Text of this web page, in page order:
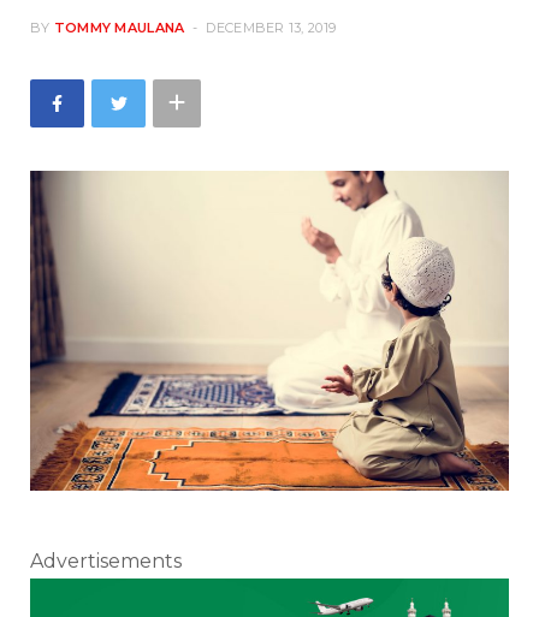
BY TOMMY MAULANA DECEMBER 13, 2019
Advertisements